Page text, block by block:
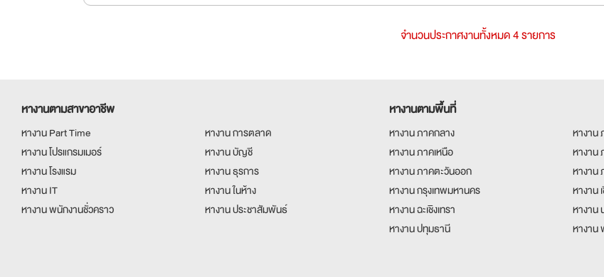
จำนวนประกาศงานทั้งหมด 4 รายการ
หางานตามสาขาอาชีพ
หางาน Part Time
หางาน การตลาด
หางาน โปรแกรมเมอร์
หางาน บัญชี
หางาน โรงแรม
หางาน ธุรการ
หางาน IT
หางาน ในห้าง
หางาน พนักงานชั่วคราว
หางาน ประชาสัมพันธ์
หางานตามพื้นที่
หางาน ภาคกลาง
หางาน
หางาน ภาคเหนือ
หางาน
หางาน ภาคตะวันออก
หางาน
หางาน กรุงเทพมหานคร
หางาน
หางาน ฉะเชิงเทรา
หางาน
หางาน ปทุมธานี
หางาน